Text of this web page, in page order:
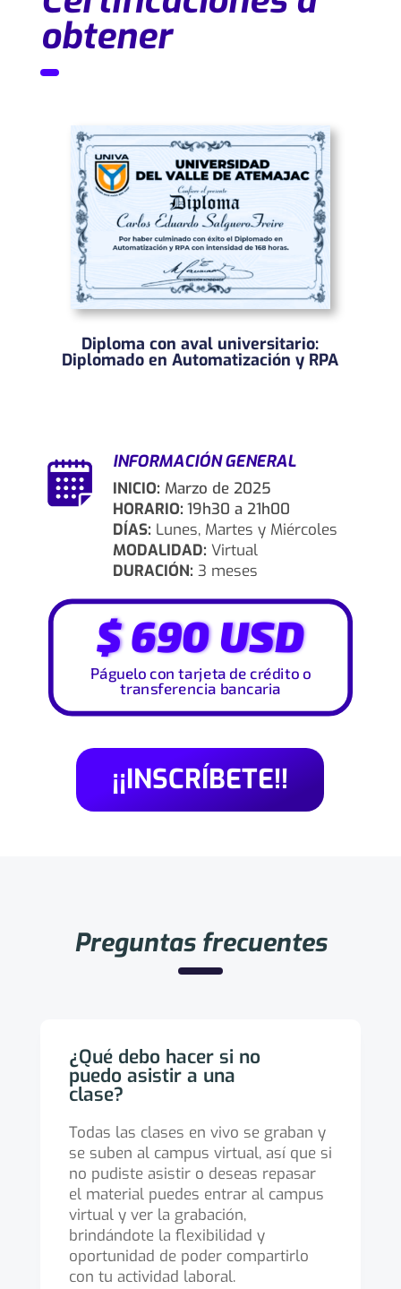
obtener
Diploma con aval universitario:
Diplomado en Automatización y RPA
INFORMACIÓN GENERAL
INICIO: Marzo de 2025
HORARIO: 19h30 a 21h00
DÍAS: Lunes, Martes y Miércoles
MODALIDAD: Virtual
DURACIÓN: 3 meses
$ 690 USD
Páguelo con tarjeta de crédito o
transferencia bancaria
¡¡INSCRÍBETE!!
Preguntas frecuentes
¿Qué debo hacer si no
puedo asistir a una
clase?
Todas las clases en vivo se graban y
se suben al campus virtual, así que si
no pudiste asistir o deseas repasar
el material puedes entrar al campus
virtual y ver la grabación,
brindándote la flexibilidad y
oportunidad de poder compartirlo
con tu actividad laboral.